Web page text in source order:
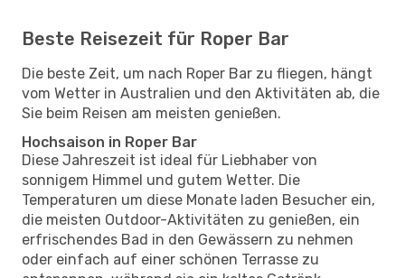
Beste Reisezeit für Roper Bar
Die beste Zeit, um nach Roper Bar zu fliegen, hängt
vom Wetter in Australien und den Aktivitäten ab, die
Sie beim Reisen am meisten genießen.
Hochsaison in Roper Bar
Diese Jahreszeit ist ideal für Liebhaber von
sonnigem Himmel und gutem Wetter. Die
Temperaturen um diese Monate laden Besucher ein,
die meisten Outdoor-Aktivitäten zu genießen, ein
erfrischendes Bad in den Gewässern zu nehmen
oder einfach auf einer schönen Terrasse zu